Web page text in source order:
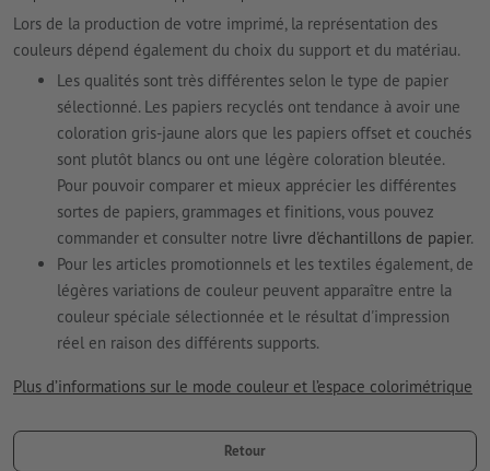
Lors de la production de votre imprimé, la représentation des
couleurs dépend également du choix du support et du matériau.
Les qualités sont très différentes selon le type de papier
sélectionné. Les papiers recyclés ont tendance à avoir une
coloration gris-jaune alors que les papiers offset et couchés
sont plutôt blancs ou ont une légère coloration bleutée.
Pour pouvoir comparer et mieux apprécier les différentes
sortes de papiers, grammages et finitions, vous pouvez
commander et consulter notre livre d'échantillons de papier.
Pour les articles promotionnels et les textiles également, de
légères variations de couleur peuvent apparaître entre la
couleur spéciale sélectionnée et le résultat d'impression
réel en raison des différents supports.
Plus d’informations sur le mode couleur et l’espace colorimétrique
Retour